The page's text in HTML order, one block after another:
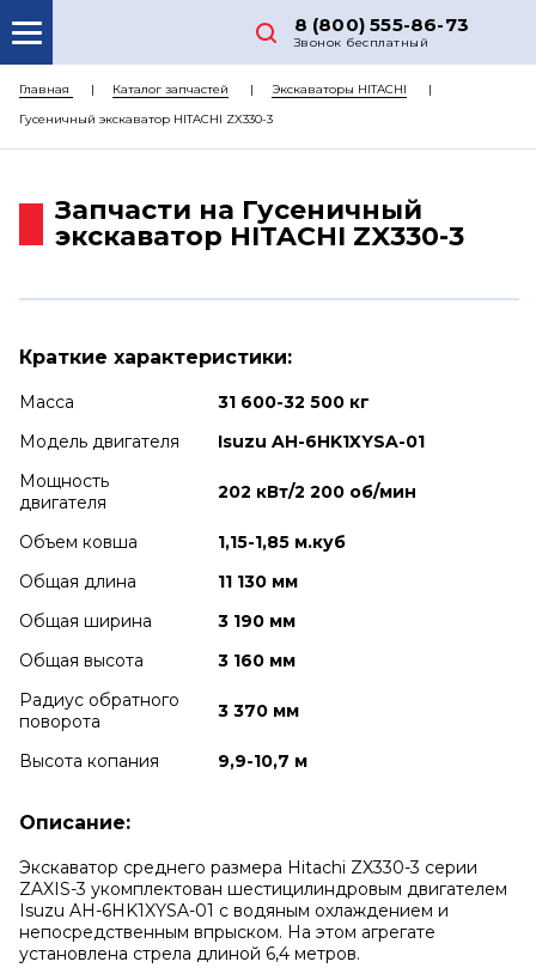
8 (800) 555-86-73
Звонок бесплатный
О НАС
КАТАЛОГ ЗАПЧАСТЕЙ
ДОСТАВКА
Главная Каталог запчастей
Экскаваторы HITACHI
Гусеничный экскаватор HITACHI ZX330-3
Запчасти на Гусеничный
экскаватор HITACHI ZX330-3
Краткие характеристики:
Масса
31 600-32 500 кг
Модель двигателя
Isuzu AH-6HK1XYSA-01
Мощность
двигателя
202 кВт/2 200 об/мин
Объем ковша
1,15-1,85 м.куб
Общая длина
11 130 мм
Общая ширина
3 190 мм
Общая высота
3 160 мм
Радиус обратного
поворота
3 370 мм
Высота копания 9,9-10,7 м
Описание:
Экскаватор среднего размера Hitachi ZX330-3 серии
ZAXIS-3 укомплектован шестицилиндровым двигателем
Isuzu AH-6HK1XYSA-01 с водяным охлаждением и
непосредственным впрыском. На этом агрегате
установлена стрела длиной 6,4 метров.